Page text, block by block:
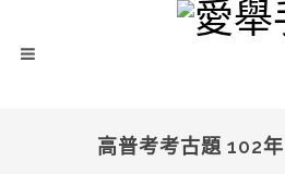
高普考考古題 102